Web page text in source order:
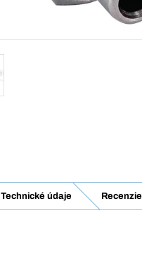
Technické údaje Recenzie